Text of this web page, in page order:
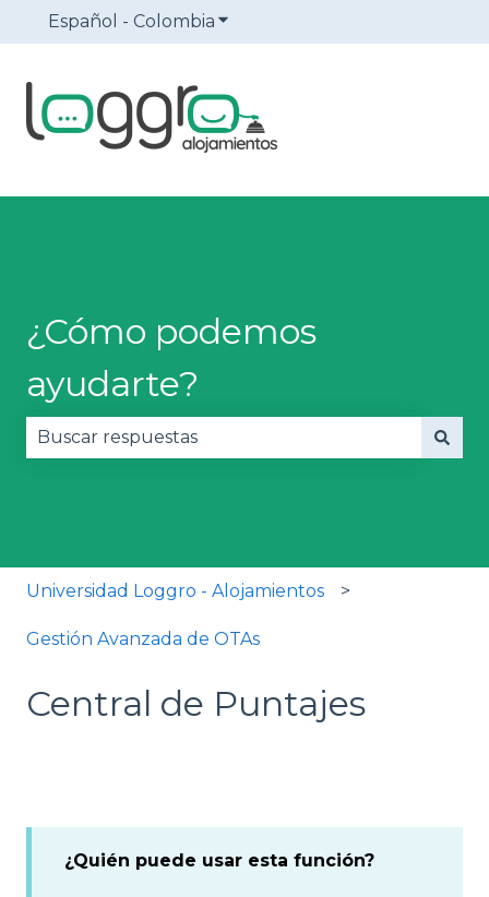
Español - Colombia Traducciones de Mostrar
¿Cómo podemos
ayudarte?
Universidad Loggro - Alojamientos
Gestión Avanzada de OTAs
Central de Puntajes
¿Quién puede usar esta función?